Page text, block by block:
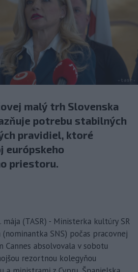
malý trh Slovenska
potrebu stabilných
pravidiel, ktoré
európskeho
priestoru.
mája (TASR) - Ministerka kultúry SR
SNS) počas pracovnej
Cannes absolvovala v sobotu
rezortnou kolegyňou